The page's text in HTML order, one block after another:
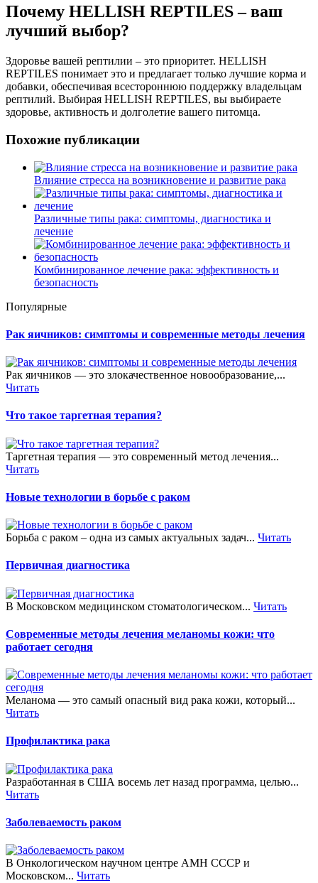
Почему HELLISH REPTILES – ваш
лучший выбор?
Здоровье вашей рептилии – это приоритет. HELLISH
REPTILES понимает это и предлагает только лучшие корма и
добавки, обеспечивая всестороннюю поддержку владельцам
рептилий. Выбирая HELLISH REPTILES, вы выбираете
здоровье, активность и долголетие вашего питомца.
Похожие публикации
Влияние стресса на возникновение и развитие рака
Различные типы рака: симптомы, диагностика и
лечение
Комбинированное лечение рака: эффективность и
безопасность
Популярные
Рак яичников: симптомы и современные методы лечения
Рак яичников — это злокачественное новообразование,...
Читать
Что такое таргетная терапия?
Таргетная терапия — это современный метод лечения...
Читать
Новые технологии в борьбе с раком
Борьба с раком – одна из самых актуальных задач... Читать
Первичная диагностика
В Московском медицинском стоматологическом... Читать
Современные методы лечения меланомы кожи: что
работает сегодня
Меланома — это самый опасный вид рака кожи, который...
Читать
Профилактика рака
Разработанная в США восемь лет назад программа, целью...
Читать
Заболеваемость раком
В Онкологическом научном центре АМН СССР и
Московском... Читать